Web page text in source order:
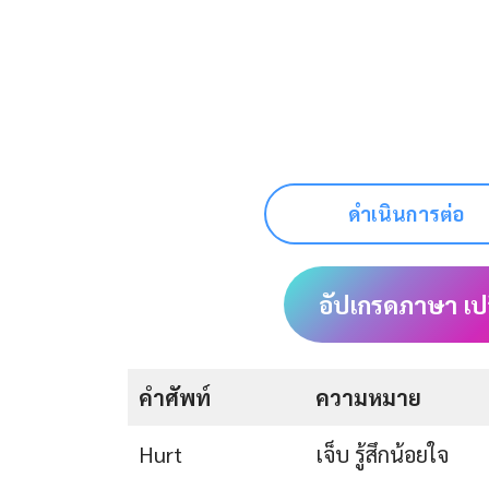
ดำเนินการต่อ
อัปเกรดภาษา เ
คำศัพท์ ความหมาย
Hurt
เจ็บ รู้สึกน้อยใจ